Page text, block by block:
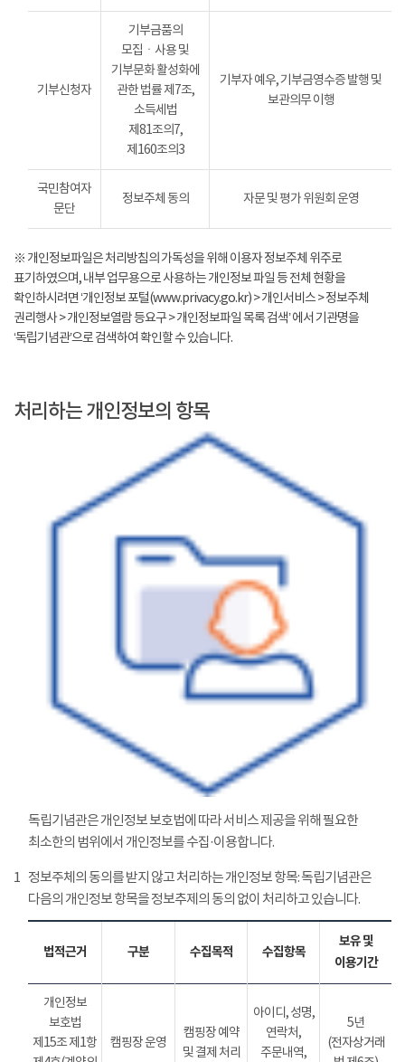
기부신청자
기부금품의
모집ㆍ사용 및
기부문화 활성화에
관한 법률 제7조,
소득세법
제81조의7,
제160조의3
기부자 예우, 기부금영수증 발행 및
보관의무 이행
국민참여자
문단
정보주체 동의 자문 및 평가 위원회 운영
※ 개인정보파일은 처리방침의 가독성을 위해 이용자 정보주체 위주로
표기하였으며, 내부 업무용으로 사용하는 개인정보 파일 등 전체 현황을
확인하시려면 ‘개인정보 포털(www.privacy.go.kr) > 개인서비스 > 정보주체
권리행사 > 개인정보열람 등요구 > 개인정보파일 목록 검색’ 에서 기관명을
‘독립기념관’으로 검색하여 확인할 수 있습니다.
처리하는 개인정보의 항목
독립기념관은 개인정보 보호법에 따라 서비스 제공을 위해 필요한
최소한의 범위에서 개인정보를 수집·이용합니다.
1 정보주체의 동의를 받지 않고 처리하는 개인정보 항목: 독립기념관은
다음의 개인정보 항목을 정보추제의 동의 없이 처리하고 있습니다.
법적근거 구분 수집목적 수집항목
보유 및
이용기간
개인정보
보호법
제15조 제1항
캠핑장 운영
캠핑장 예약
및 결제 처리
아이디, 성명,
연락처,
주문내역,
5년
(전자상거래